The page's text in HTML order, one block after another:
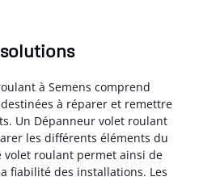
à Semens comprend
à réparer et remettre
Un Dépanneur volet roulant
les différents éléments du
volet roulant permet ainsi de
fiabilité des installations. Les